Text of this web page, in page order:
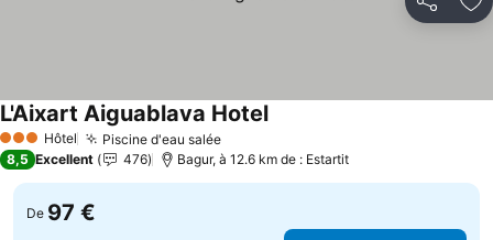
Partager
3 ÉtoilesHôtel Piscine d'eau saléeConsulter les prix
L'Aixart Aiguablava HotelConsulter les prix
8,5 Excellent 476 Bagur, à 12.6 km de : Estartit
De 97 €